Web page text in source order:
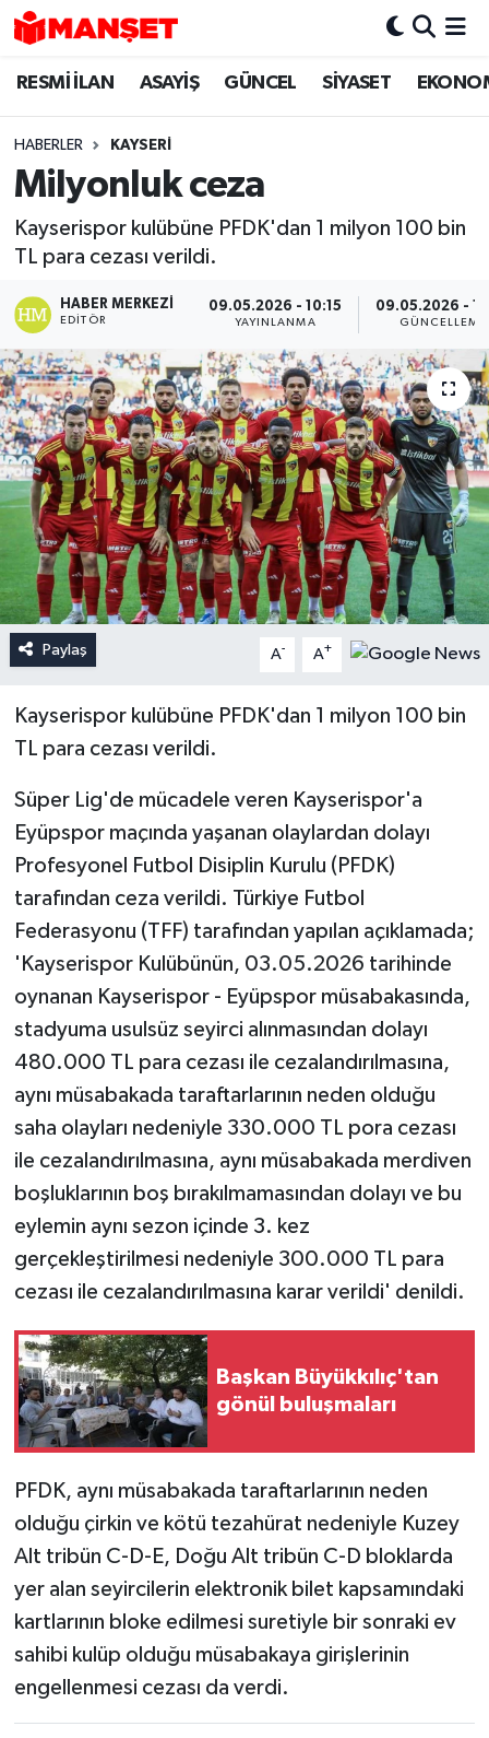
RESMİ İLAN ASAYİŞ GÜNCEL SİYASET
HABERLER KAYSERI
Milyonluk ceza
Kayserispor kulübüne PFDK'dan 1 milyon 100 bin
TL para cezası verildi.
HABER MERKEZI
EDITÖR
09.05.2026 - 10:15
YAYINLANMA
09.05.2026 -
GÜNCELLEME
Paylaş A- A+
Kayserispor kulübüne PFDK'dan 1 milyon 100 bin
TL para cezası verildi.
Süper Lig'de mücadele veren Kayserispor'a
Eyüpspor maçında yaşanan olaylardan dolayı
Profesyonel Futbol Disiplin Kurulu (PFDK)
tarafından ceza verildi. Türkiye Futbol
Federasyonu (TFF) tarafından yapılan açıklamada;
'Kayserispor Kulübünün, 03.05.2026 tarihinde
oynanan Kayserispor - Eyüpspor müsabakasında,
stadyuma usulsüz seyirci alınmasından dolayı
480.000 TL para cezası ile cezalandırılmasına,
aynı müsabakada taraftarlarının neden olduğu
saha olayları nedeniyle 330.000 TL pora cezası
ile cezalandırılmasına, aynı müsabakada merdiven
boşluklarının boş bırakılmamasından dolayı ve bu
eylemin aynı sezon içinde 3. kez
gerçekleştirilmesi nedeniyle 300.000 TL para
cezası ile cezalandırılmasına karar verildi' denildi.
Başkan Büyükkılıç'tan
gönül buluşmaları
PFDK, aynı müsabakada taraftarlarının neden
olduğu çirkin ve kötü tezahürat nedeniyle Kuzey
Alt tribün C-D-E, Doğu Alt tribün C-D bloklarda
yer alan seyircilerin elektronik bilet kapsamındaki
kartlarının bloke edilmesi suretiyle bir sonraki ev
sahibi kulüp olduğu müsabakaya girişlerinin
engellenmesi cezası da verdi.
Hava Durumu
Trafik Durumu
Süper Lig Puan Durumu ve Fikstür
Tüm Manşetler
Son Dakika Haberleri
Haber Arşivi